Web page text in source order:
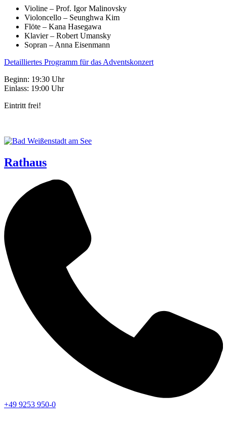
Vio­li­ne – Prof. Igor Malinovsky
Vio­lon­cel­lo – Seungh­wa Kim
Flö­te – Kana Hasegawa
Kla­vier – Robert Umansky
Sopran – Anna Eisenmann
Detail­lier­tes Pro­gramm für das Adventskonzert
Beginn: 19:30 Uhr
Ein­lass: 19:00 Uhr
Ein­tritt frei!
Rathaus
+49 9253 950-0